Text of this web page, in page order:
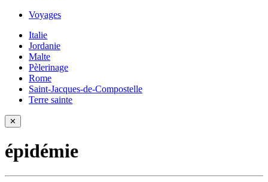
Voyages
Italie
Jordanie
Malte
Pèlerinage
Rome
Saint-Jacques-de-Compostelle
Terre sainte
✕
épidémie